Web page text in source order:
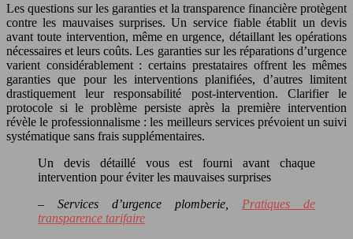
Les questions sur les garanties et la transparence financière protègent
contre les mauvaises surprises. Un service fiable établit un devis
avant toute intervention, même en urgence, détaillant les opérations
nécessaires et leurs coûts. Les garanties sur les réparations d’urgence
varient considérablement : certains prestataires offrent les mêmes
garanties que pour les interventions planifiées, d’autres limitent
drastiquement leur responsabilité post-intervention. Clarifier le
protocole si le problème persiste après la première intervention
révèle le professionnalisme : les meilleurs services prévoient un suivi
systématique sans frais supplémentaires.
Un devis détaillé vous est fourni avant chaque
intervention pour éviter les mauvaises surprises
– Services d’urgence plomberie, Pratiques de
transparence tarifaire